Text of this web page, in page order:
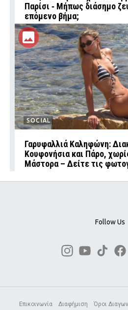
Παρίσι ‑ Μήπως διάσημο
επόμενο βήμα;
SOCIAL
Γαρυφαλλιά Καληφώνη:
Κουφονήσια και Πάρο,
Μάστορα – Δείτε τις
Follow Us
Επικοινωνία Διαφήμιση Όροι